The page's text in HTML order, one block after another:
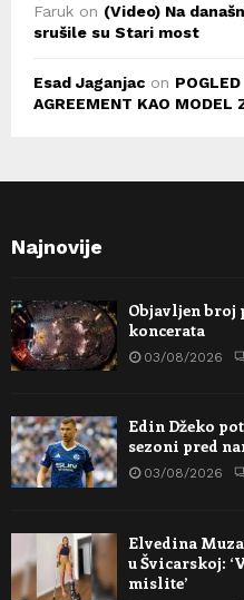
Faruk on (Video) Na
srušile su Stari most
Esad Jaganjac on
AGREEMENT KAO MODEL
Najnovije
Objavljen
koncerata
03/08/2026
Edin Džeko
sezoni pred
03/08/2026
Elvedina
u Švicarskoj:
mislite’